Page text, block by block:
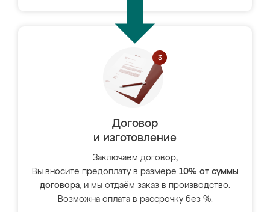
Договор
и изготовление
Заключаем договор,
Вы вносите предоплату в размере 10% от суммы
договора, и мы отдаём заказ в производство.
Возможна оплата в рассрочку без %.